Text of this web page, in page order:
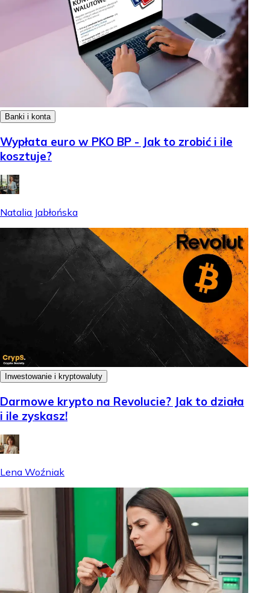
Banki i konta
Wypłata euro w PKO BP - Jak to zrobić i ile
kosztuje?
Natalia Jabłońska
Inwestowanie i kryptowaluty
Darmowe krypto na Revolucie? Jak to działa
i ile zyskasz!
Lena Woźniak